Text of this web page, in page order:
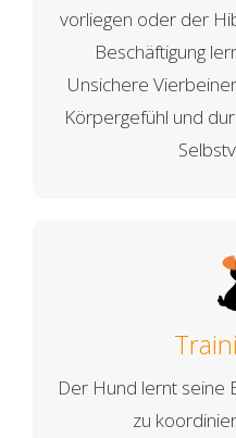
vorliegen oder der
Beschäftigung
Unsichere
Körpergefühl und
Der Hund lernt seine
zu